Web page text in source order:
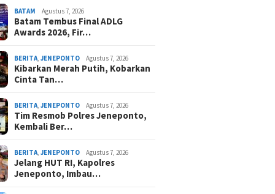
BATAM Agustus 7, 2026
Batam Tembus Final ADLG
Awards 2026, Fir…
BERITA ,JENEPONTO Agustus 7, 2026
Kibarkan Merah Putih, Kobarkan
Cinta Tan…
BERITA ,JENEPONTO Agustus 7, 2026
Tim Resmob Polres Jeneponto,
Kembali Ber…
BERITA ,JENEPONTO Agustus 7, 2026
Jelang HUT RI, Kapolres
Jeneponto, Imbau…